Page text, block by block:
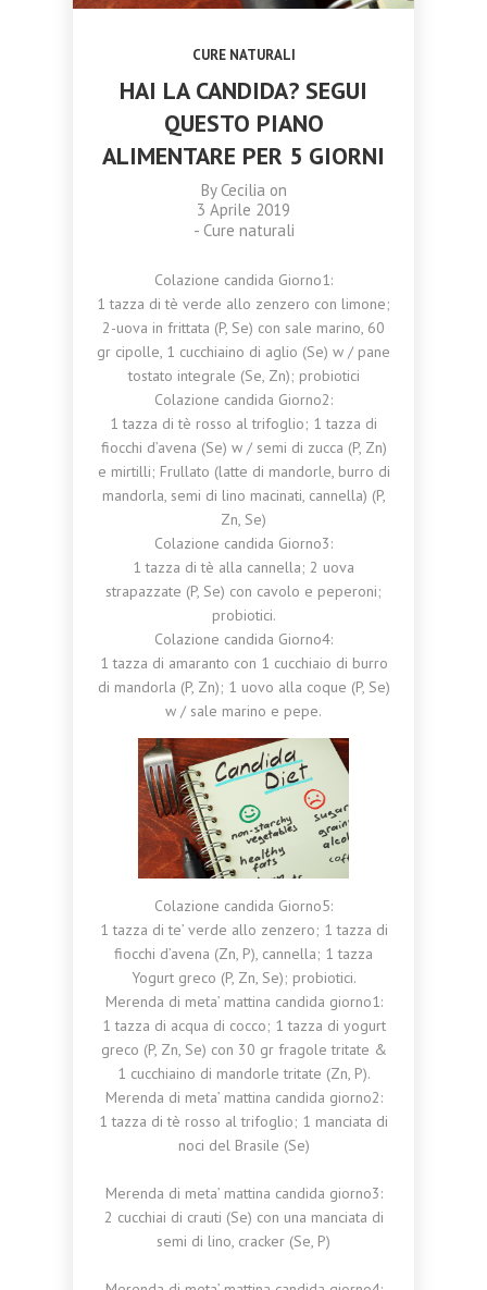
CURE NATURALI
HAI LA CANDIDA? SEGUI
QUESTO PIANO
ALIMENTARE PER 5 GIORNI
By Cecilia on
3 Aprile 2019
- Cure naturali
Colazione candida Giorno1:
1 tazza di tè verde allo zenzero con limone;
2-uova in frittata (P, Se) con sale marino, 60
gr cipolle, 1 cucchiaino di aglio (Se) w / pane
tostato integrale (Se, Zn); probiotici
Colazione candida Giorno2:
1 tazza di tè rosso al trifoglio; 1 tazza di
fiocchi d’avena (Se) w / semi di zucca (P, Zn)
e mirtilli; Frullato (latte di mandorle, burro di
mandorla, semi di lino macinati, cannella) (P,
Zn, Se)
Colazione candida Giorno3:
1 tazza di tè alla cannella; 2 uova
strapazzate (P, Se) con cavolo e peperoni;
probiotici.
Colazione candida Giorno4:
1 tazza di amaranto con 1 cucchiaio di burro
di mandorla (P, Zn); 1 uovo alla coque (P, Se)
w / sale marino e pepe.
Colazione candida Giorno5:
1 tazza di te’ verde allo zenzero; 1 tazza di
fiocchi d’avena (Zn, P), cannella; 1 tazza
Yogurt greco (P, Zn, Se); probiotici.
Merenda di meta’ mattina candida giorno1:
1 tazza di acqua di cocco; 1 tazza di yogurt
greco (P, Zn, Se) con 30 gr fragole tritate &
1 cucchiaino di mandorle tritate (Zn, P).
Merenda di meta’ mattina candida giorno2:
1 tazza di tè rosso al trifoglio; 1 manciata di
noci del Brasile (Se)
Merenda di meta’ mattina candida giorno3:
2 cucchiai di crauti (Se) con una manciata di
semi di lino, cracker (Se, P)